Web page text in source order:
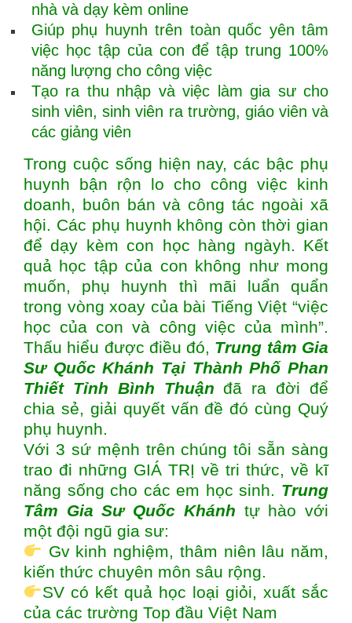
nhà và dạy kèm online
Giúp phụ huynh trên toàn quốc yên tâm
việc học tập của con để tập trung 100%
năng lượng cho công việc
Tạo ra thu nhập và việc làm gia sư cho
sinh viên, sinh viên ra trường, giáo viên và
các giảng viên
Trong cuộc sống hiện nay, các bậc phụ
huynh bận rộn lo cho công việc kinh
doanh, buôn bán và công tác ngoài xã
hội. Các phụ huynh không còn thời gian
để dạy kèm con học hàng ngàyh. Kết
quả học tập của con không như mong
muốn, phụ huynh thì mãi luẩn quẩn
trong vòng xoay của bài Tiếng Việt “việc
học của con và công việc của mình”.
Thấu hiểu được điều đó, Trung tâm Gia
Sư Quốc Khánh Tại Thành Phố Phan
Thiết Tỉnh Bình Thuận đã ra đời để
chia sẻ, giải quyết vấn đề đó cùng Quý
phụ huynh.
Với 3 sứ mệnh trên chúng tôi sẵn sàng
trao đi những GIÁ TRỊ về tri thức, về kĩ
năng sống cho các em học sinh. Trung
Tâm Gia Sư Quốc Khánh tự hào với
một đội ngũ gia sư:
Gv kinh nghiệm, thâm niên lâu năm,
kiến thức chuyên môn sâu rộng.
SV có kết quả học loại giỏi, xuất sắc
của các trường Top đầu Việt Nam